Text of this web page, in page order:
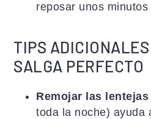
reposar unos
TIPS
SALGA PERFECTO
Remojar las lentejas
toda la noche) ayuda